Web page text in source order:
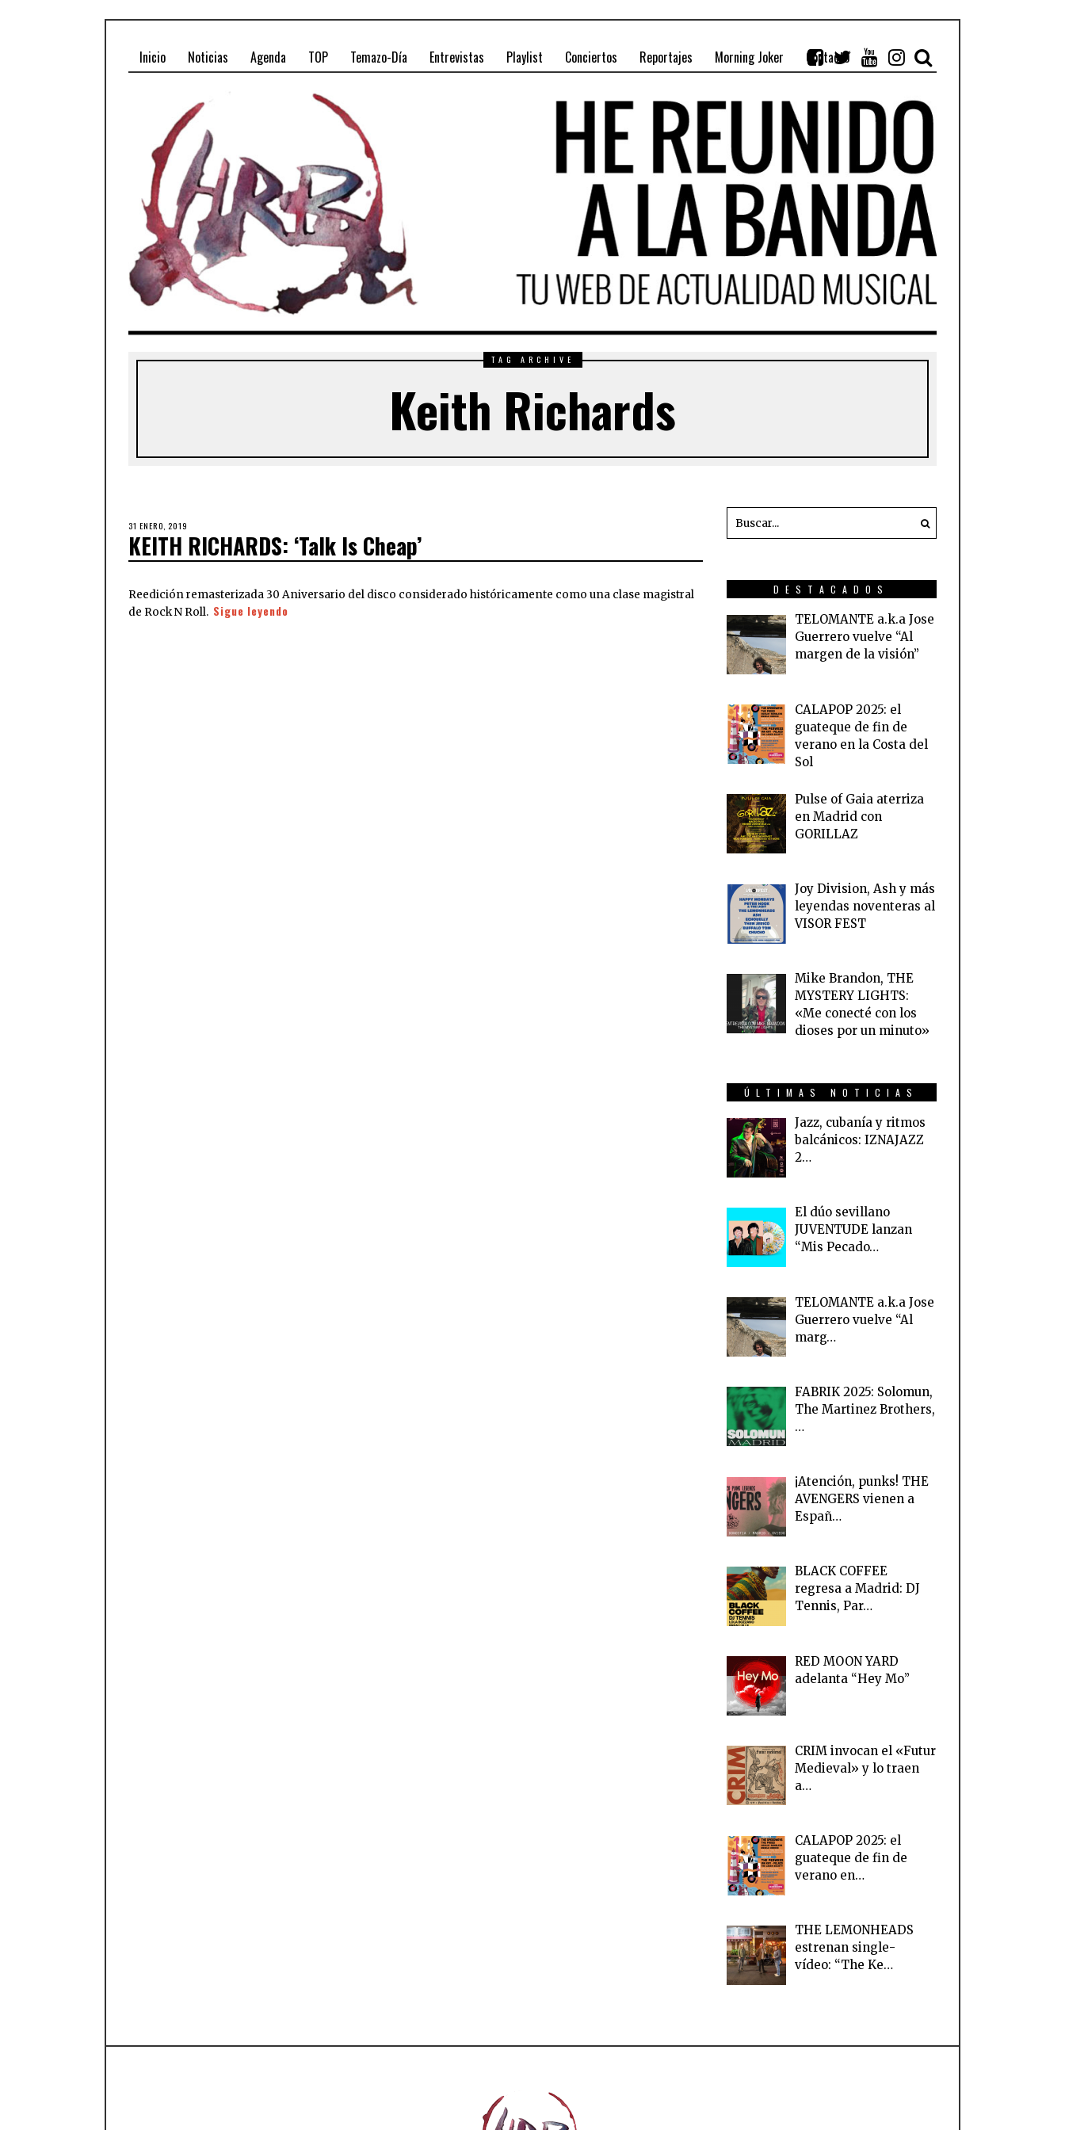
Inicio Noticias Agenda TOP Temazo-Día Entrevistas Playlist Conciertos Reportajes Morning Joker Contacto
TAG ARCHIVE
Keith Richards
31 ENERO, 2019
KEITH RICHARDS: ‘Talk Is Cheap’
Reedición remasterizada 30 Aniversario del disco considerado históricamente como una clase magistral
de Rock N Roll. Sigue leyendo
DESTACADOS
TELOMANTE a.k.a Jose
Guerrero vuelve “Al
margen de la visión”
CALAPOP 2025: el
guateque de fin de
verano en la Costa del
Sol
Pulse of Gaia aterriza
en Madrid con
GORILLAZ
Joy Division, Ash y más
leyendas noventeras al
VISOR FEST
Mike Brandon, THE
MYSTERY LIGHTS:
«Me conecté con los
dioses por un minuto»
ÚLTIMAS NOTICIAS
Jazz, cubanía y ritmos
balcánicos: IZNAJAZZ
2…
El dúo sevillano
JUVENTUDE lanzan
“Mis Pecado…
TELOMANTE a.k.a Jose
Guerrero vuelve “Al
marg…
FABRIK 2025: Solomun,
The Martinez Brothers,
…
¡Atención, punks! THE
AVENGERS vienen a
Españ…
BLACK COFFEE
regresa a Madrid: DJ
Tennis, Par…
RED MOON YARD
adelanta “Hey Mo”
CRIM invocan el «Futur
Medieval» y lo traen
a…
CALAPOP 2025: el
guateque de fin de
verano en…
THE LEMONHEADS
estrenan single-
vídeo: “The Ke…